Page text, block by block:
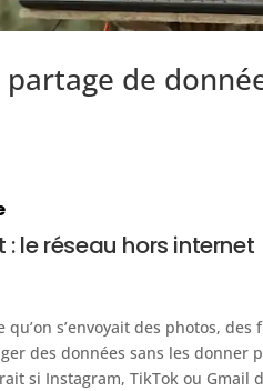
de
: le réseau hors internet
qu’on s’envoyait des photos,
des données sans les donner
si Instagram, TikTok ou Gmail